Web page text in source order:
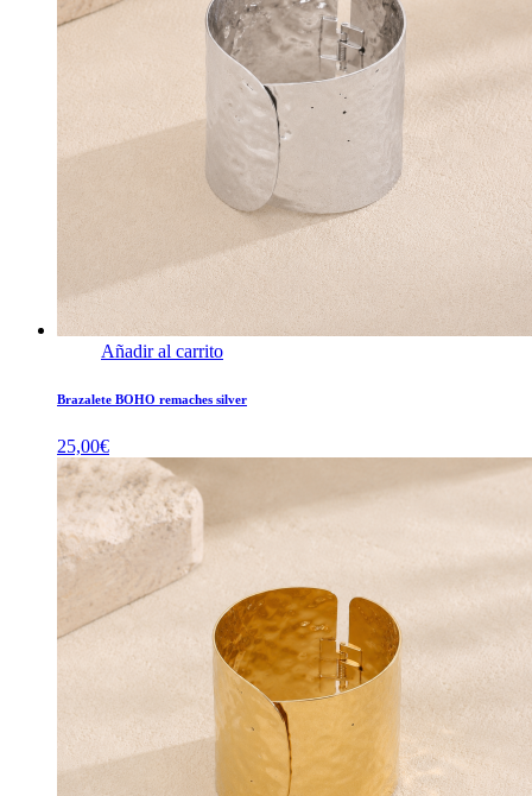
Añadir al carrito
Brazalete BOHO remaches silver
25,00€